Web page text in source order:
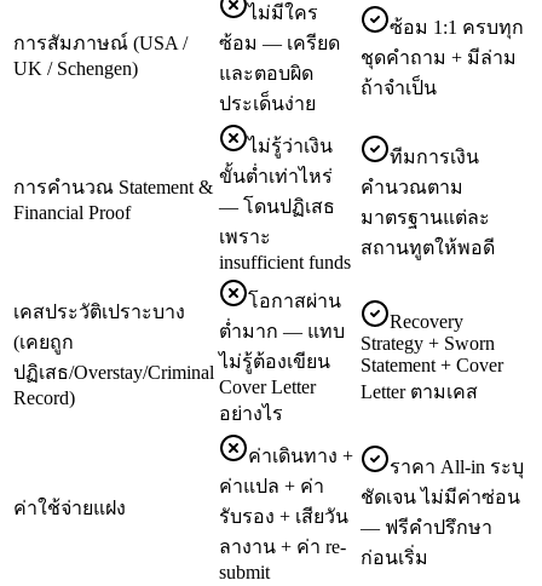
การสัมภาษณ์ (USA /
UK / Schengen)
ไม่มีใคร
ซ้อม — เครียด
และตอบผิด
ประเด็นง่าย
ซ้อม 1:1 ครบทุก
ชุดคำถาม + มีล่าม
ถ้าจำเป็น
การคำนวณ Statement &
Financial Proof
ไม่รู้ว่าเงิน
ขั้นต่ำเท่าไหร่
— โดนปฏิเสธ
เพราะ
insufficient funds
ทีมการเงิน
คำนวณตาม
มาตรฐานแต่ละ
สถานทูตให้พอดี
เคสประวัติเปราะบาง
(เคยถูก
ปฏิเสธ/Overstay/Criminal
Record)
โอกาสผ่าน
ต่ำมาก — แทบ
ไม่รู้ต้องเขียน
Cover Letter
อย่างไร
Recovery
Strategy + Sworn
Statement + Cover
Letter ตามเคส
ค่าใช้จ่ายแฝง
ค่าเดินทาง +
ค่าแปล + ค่า
รับรอง + เสียวัน
ลางาน + ค่า re-
submit
ราคา All-in ระบุ
ชัดเจน ไม่มีค่าซ่อน
— ฟรีคำปรึกษา
ก่อนเริ่ม